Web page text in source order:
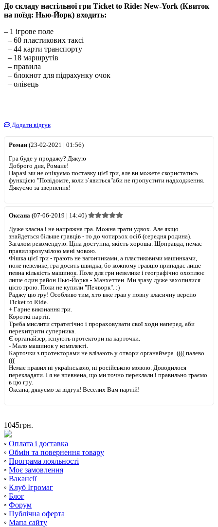
До складу настільної гри Ticket to Ride: New-York (Квиток
на поїзд: Нью-Йорк) входить:
– 1 ігрове поле
– 60 пластикових таксі
– 44 карти транспорту
– 18 маршрутів
– правила
– блокнот для підрахунку очок
– олівець
Додати відгук
Роман (23-02-2021 | 01:56)
Гра буде у продажу? Дякую
Доброго дня, Романе!
Наразі ми не очікуємо поставку цієї гри, але ви можете скористатись
функцією "Повідомте, коли з`явиться"аби не пропустити надходження.
Дякуємо за звернення!
Оксана (07-06-2019 | 14:40)
Дуже класна і не напряжна гра. Можна грати удвох. Але якщо
знайдеться більше гравців - то до чотирьох осіб (середня родина).
Загалом рекомендую. Ціна доступна, якість хороша. Щоправда, немає
правил зрозумілою мені мовою.
Фішка цієї гри - грають не вагончиками, а пластиковими машинками,
поле невелике, гра досить швидка, бо кожному гравцю припадає лише
певна кількість машинок. Поле для гри невелике і географічно охоплює
лише один район Нью-Йорка - Манхеттен. Ми зразу дуже захопилися
цією грою. Поки не купили "Печворк". :)
Раджу цю гру! Особливо тим, хто вже грав у повну класичну версію
Ticket to Ride.
+Гарне виконання гри.
Короткі партії.
Треба мислити стратегічно і прораховувати свої ходи наперед, аби
перехитрити суперника.
Є органайзер, існують протектори на карточки.
-Мало машинок у комплекті.
Карточки з протекторами не влізають у отвори органайзера. (((( палево
(((
Немає правил ні українською, ні російською мовою. Доводилося
перекладати. І я не впевнена, що ми точно переклали і правильно граємо
в цю гру.
Оксана, дякуємо за відгук! Веселих Вам партій!
1045грн.
◦ Оплата і доставка
◦ Обмін та повернення товару
◦ Програма лояльності
◦ Моє замовлення
◦ Вакансії
◦ Клуб Ігромаг
◦ Блог
◦ Форум
◦ Публічна оферта
◦ Мапа сайту